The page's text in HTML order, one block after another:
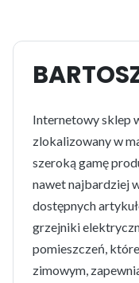
Internetowy sklep
zlokalizowany w
szeroką gamę
nawet najbardziej
dostępnych
grzejniki
pomieszczeń,
zimowym,